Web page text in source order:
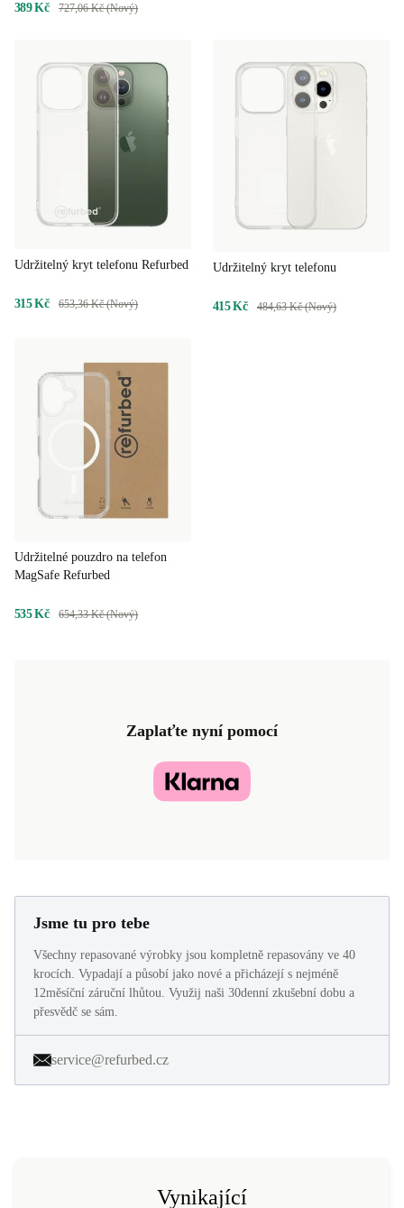
389 Kč 727,06 Kč (Nový)
Udržitelný kryt telefonu Refurbed
315 Kč 653,36 Kč (Nový)
Udržitelný kryt telefonu
415 Kč 484,63 Kč (Nový)
Udržitelné pouzdro na telefon
MagSafe Refurbed
535 Kč 654,33 Kč (Nový)
Zaplaťte nyní pomocí
Jsme tu pro tebe
Všechny repasované výrobky jsou kompletně repasovány ve 40
krocích. Vypadají a působí jako nové a přicházejí s nejméně
12měsíční záruční lhůtou. Využij naši 30denní zkušební dobu a
přesvědč se sám.
service@refurbed.cz
Vynikající